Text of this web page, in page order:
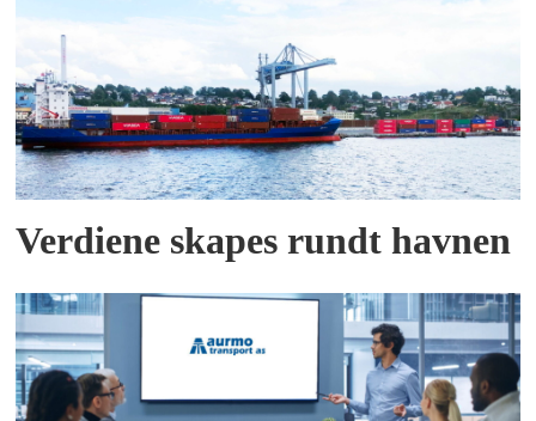
Verdiene skapes rundt havnen